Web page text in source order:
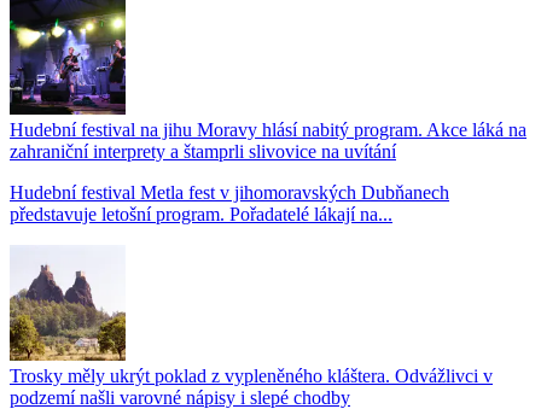
Hudební festival na jihu Moravy hlásí nabitý program. Akce láká na
zahraniční interprety a štamprli slivovice na uvítání
Hudební festival Metla fest v jihomoravských Dubňanech
představuje letošní program. Pořadatelé lákají na...
Trosky měly ukrýt poklad z vypleněného kláštera. Odvážlivci v
podzemí našli varovné nápisy i slepé chodby